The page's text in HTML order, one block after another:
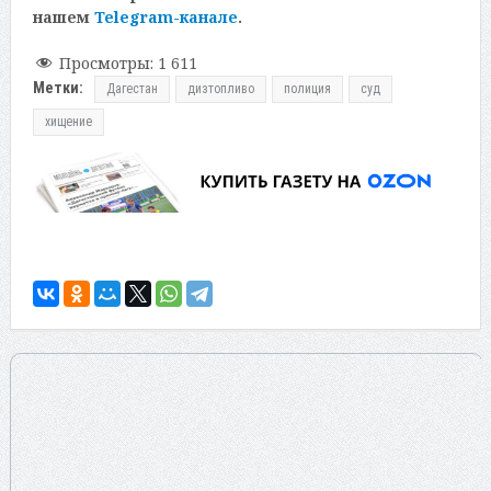
нашем Telegram-канале.
Просмотры: 1 611
Метки: Дагестан дизтопливо полиция суд
хищение